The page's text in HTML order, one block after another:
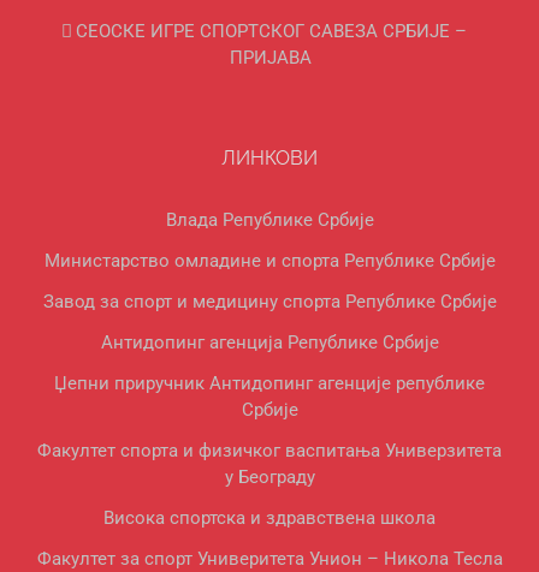
СЕОСКЕ ИГРЕ СПОРТСКОГ САВЕЗА СРБИЈЕ –
ПРИЈАВА
ЛИНКОВИ
Влада Републике Србије
Министарство омладине и спорта Републике Србије
Завод за спорт и медицину спорта Републике Србије
Антидопинг агенција Републике Србије
Џепни приручник Антидопинг агенције републике
Србије
Факултет спорта и физичког васпитања Универзитета
у Београду
Висока спортска и здравствена школа
Факултет за спорт Универитета Унион – Никола Тесла